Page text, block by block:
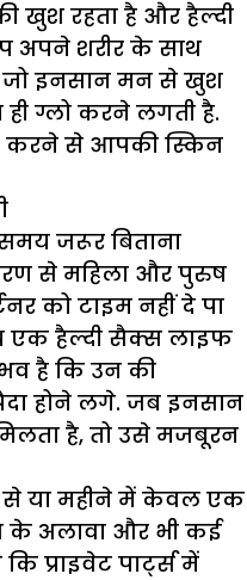
खुश रहता है और हैल्दी
शरीर के साथ
इनसान मन से खुश
ग्लो करने लगती है.
से आपकी स्किन
जरूर बिताना
से महिला और पुरुष
को टाइम नहीं दे पा
एक हैल्दी सैक्स लाइफ
है कि उन की
होने लगे. जब इनसान
है, तो उसे मजबूरन
या महीने में केवल एक
के अलावा और भी कई
कि प्राइवेट पार्ट्समें